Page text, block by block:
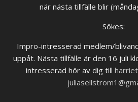
när nästa tillfälle blir
Sökes:
Impro-intresserad medlem/
uppåt. Nästa tillfälle är den 16 juli
intresserad hör av dig till